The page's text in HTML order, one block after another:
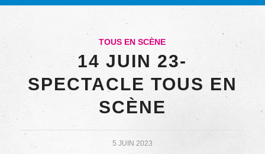
TOUS EN SCÈNE
14 JUIN 23-
SPECTACLE TOUS EN
SCÈNE
5 JUIN 2023